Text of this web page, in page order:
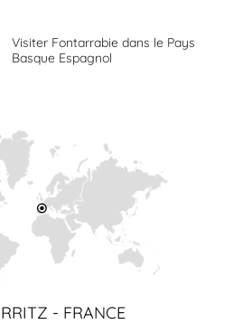
Visiter Fontarrabie dans le Pays
Basque Espagnol
- FRANCE